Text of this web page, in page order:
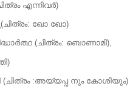
എന്നിവര്‍)
ഖോ ഖോ)
(ചിത്രം: ബൊണാമി),
(ചിത്രം :അയ്യപ്പ നും കോശിയും)